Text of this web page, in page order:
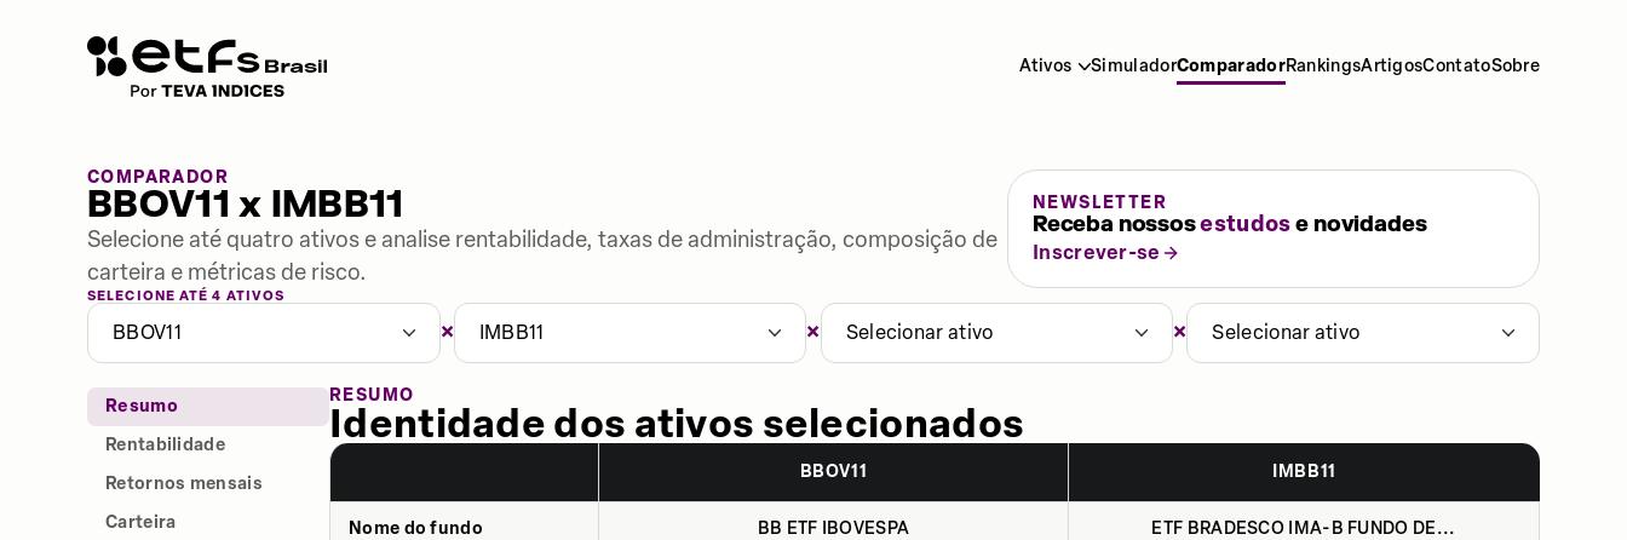
Ativos SimuladorComparadorRankingsArtigosContatoSobre
COMPARADOR
BBOV11 x IMBB11
Selecione até quatro ativos e analise rentabilidade, taxas de administração, composição de
carteira e métricas de risco.
NEWSLETTER
Receba nossosestudose novidades
Inscrever-se
SELECIONE ATÉ 4 ATIVOS
BBOV11 × IMBB11 × Selecionar ativo × Selecionar ativo
Resumo
Rentabilidade
Retornos mensais
Carteira
RESUMO
Identidade dos ativos selecionados
BBOV11 IMBB11
Nome do fundo BB ETF IBOVESPA ETF BRADESCO IMA-B FUNDO DE...